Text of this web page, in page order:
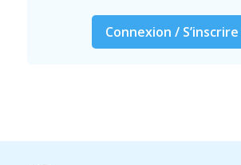
Connexion / S’inscrire